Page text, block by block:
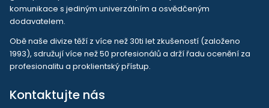
komunikace s jediným univerzálním a osvědčeným
dodavatelem.
Obě naše divize těží z více než 30ti let zkušeností (založeno
1993), sdružují více než 50 profesionálů a drží řadu ocenění za
profesionalitu a proklientský přístup.
Kontaktujte nás